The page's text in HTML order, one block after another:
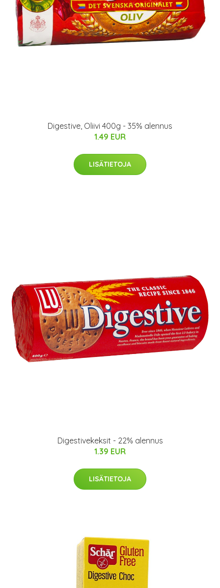
Digestive, Oliivi 400g - 35% alennus
1.49 EUR
LISÄTIETOJA
Digestivekeksit - 22% alennus
1.39 EUR
LISÄTIETOJA